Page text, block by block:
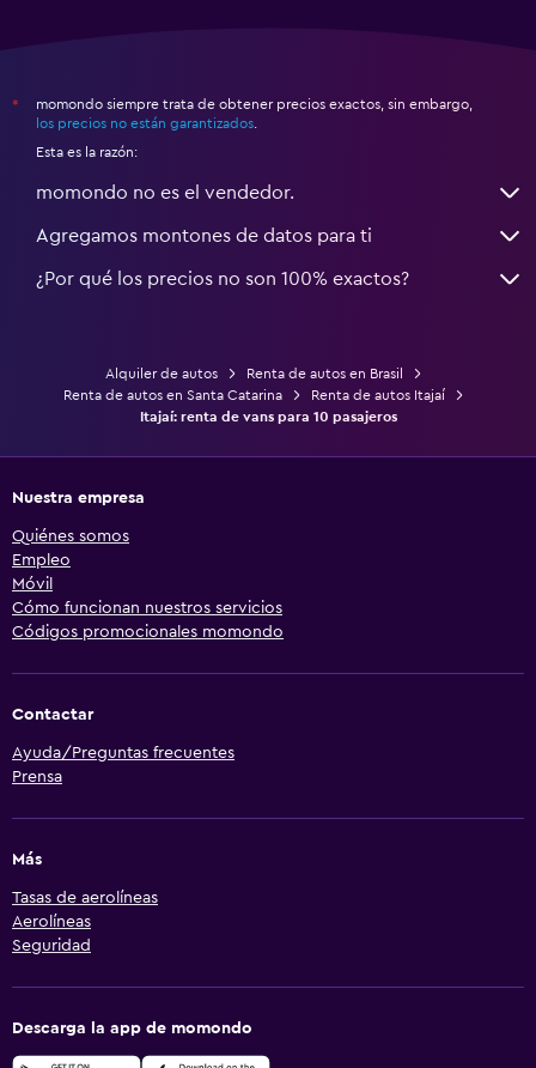
*
momondo siempre trata de obtener precios exactos, sin embargo,
los precios no están garantizados.
Esta es la razón:
momondo no es el vendedor.
Agregamos montones de datos para ti
¿Por qué los precios no son 100% exactos?
Alquiler de autos
Renta de autos en Brasil
Renta de autos en Santa Catarina
Renta de autos Itajaí
Itajaí: renta de vans para 10 pasajeros
Nuestra empresa
Quiénes somos
Empleo
Móvil
Cómo funcionan nuestros servicios
Códigos promocionales momondo
Contactar
Ayuda/Preguntas frecuentes
Prensa
Más
Tasas de aerolíneas
Aerolíneas
Seguridad
Descarga la app de momondo